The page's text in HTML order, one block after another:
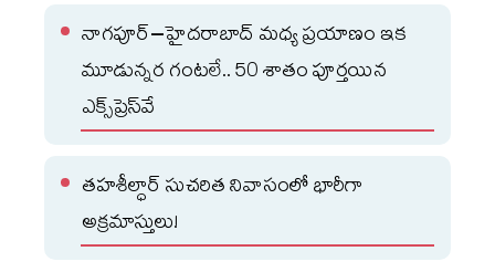
నాగపూర్‌–హైదరాబాద్‌ మధ్య ప్రయాణం ఇక
మూడున్నర గంటలే.. 50 శాతం పూర్తయిన
ఎక్స్‌ప్రెస్‌వే
తహశీల్ధార్ సుచరిత నివాసంలో భారీగా
అక్రమాస్తులు!